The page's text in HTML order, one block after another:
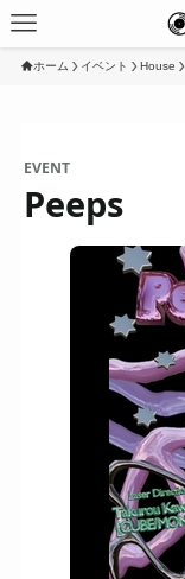
ホーム イベント House
EVENT
Peeps